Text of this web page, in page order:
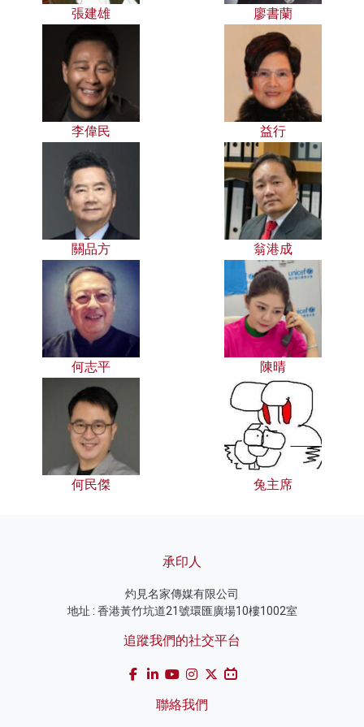
張建雄 廖書蘭
李偉民 益行
關品方 翁港成
何志平 陳晴
何民傑 兔主席
承印人
灼見名家傳媒有限公司
地址 : 香港黃竹坑道21號環匯廣場10樓1002室
追蹤我們的社交平台
聯絡我們